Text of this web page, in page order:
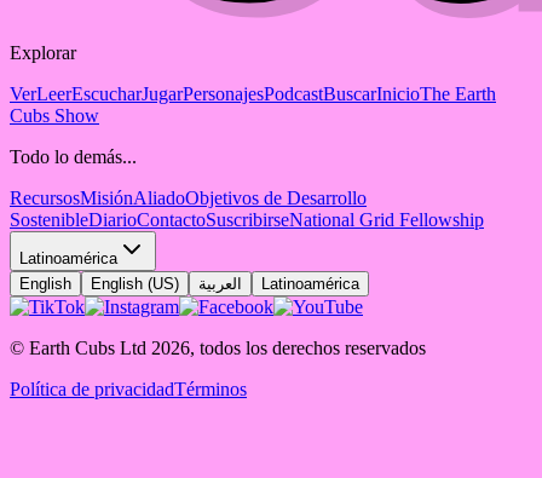
Explorar
VerLeerEscucharJugarPersonajesPodcastBuscarInicioThe Earth
Cubs Show
Todo lo demás...
RecursosMisiónAliadoObjetivos de Desarrollo
SostenibleDiarioContactoSuscribirseNational Grid Fellowship
Latinoamérica
English
English (US) العربية Latinoamérica
© Earth Cubs Ltd 2026, todos los derechos reservados
Política de privacidadTérminos